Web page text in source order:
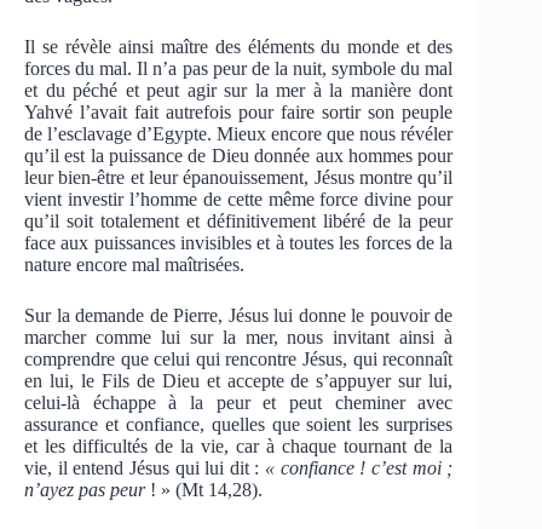
Il se révèle ainsi maître des éléments du monde et des
forces du mal. Il n’a pas peur de la nuit, symbole du mal
et du péché et peut agir sur la mer à la manière dont
Yahvé l’avait fait autrefois pour faire sortir son peuple
de l’esclavage d’Egypte. Mieux encore que nous révéler
qu’il est la puissance de Dieu donnée aux hommes pour
leur bien-être et leur épanouissement, Jésus montre qu’il
vient investir l’homme de cette même force divine pour
qu’il soit totalement et définitivement libéré de la peur
face aux puissances invisibles et à toutes les forces de la
nature encore mal maîtrisées.
Sur la demande de Pierre, Jésus lui donne le pouvoir de
marcher comme lui sur la mer, nous invitant ainsi à
comprendre que celui qui rencontre Jésus, qui reconnaît
en lui, le Fils de Dieu et accepte de s’appuyer sur lui,
celui-là échappe à la peur et peut cheminer avec
assurance et confiance, quelles que soient les surprises
et les difficultés de la vie, car à chaque tournant de la
vie, il entend Jésus qui lui dit : « confiance ! c’est moi ;
n’ayez pas peur! » (Mt 14,28).